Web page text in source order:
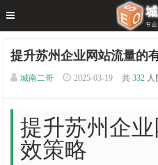
提升苏州企业网站流量的
城南二哥 2025-03-19 共 332 人
提升苏州企
效策略